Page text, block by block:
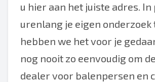
u hier aan het juiste adres.
urenlang je eigen onderzoek
hebben we het voor je
nog nooit zo eenvoudig om
dealer voor balenpersen en